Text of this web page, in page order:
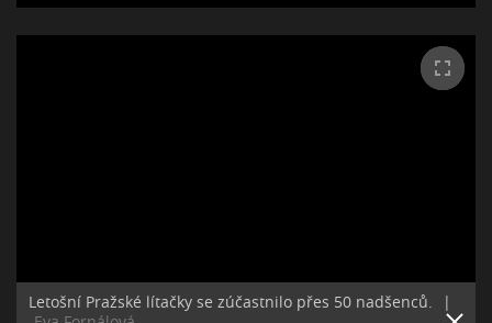
Letošní Pražské lítačky se zúčastnilo přes 50 nadšenců.
|